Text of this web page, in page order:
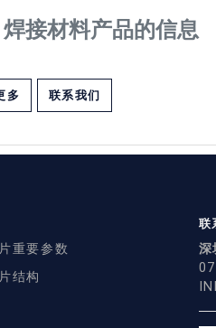
接材料产品的信息
多 联系我们
重要参数
结构
联
深